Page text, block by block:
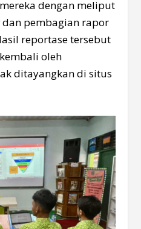
dengan meliput
dan pembagian rapor
reportase tersebut
oleh
ditayangkan di situs